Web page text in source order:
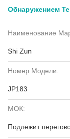
Обнаружением
Наименование
Shi Zun
Номер Модели:
JP183
МОК:
Подлежит